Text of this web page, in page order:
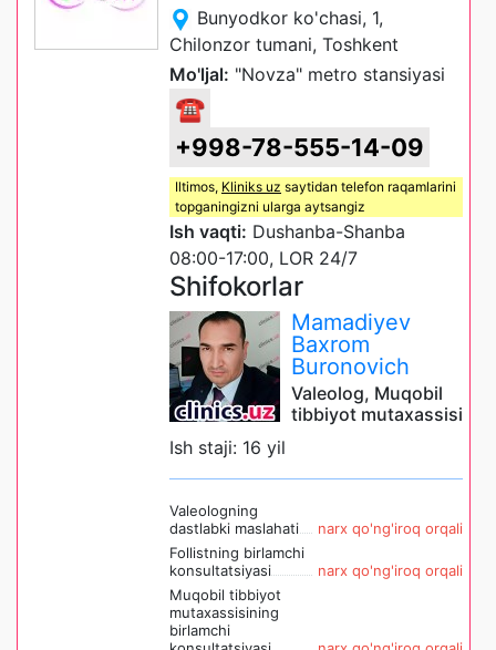
Bunyodkor ko'chasi, 1,
Chilonzor tumani, Toshkent
Mo'ljal: "Novza" metro stansiyasi
☎
+998-78-555-14-09
Iltimos, Kliniks uz saytidan telefon raqamlarini
topganingizni ularga aytsangiz
Ish vaqti: Dushanba-Shanba
08:00-17:00, LOR 24/7
Shifokorlar
Mamadiyev
Baxrom
Buronovich
Valeolog, Muqobil
tibbiyot mutaxassisi
Ish staji: 16 yil
Valeologning
dastlabki maslahati
narx qo'ng'iroq orqali
Follistning birlamchi
konsultatsiyasi
narx qo'ng'iroq orqali
Muqobil tibbiyot
mutaxassisining
birlamchi